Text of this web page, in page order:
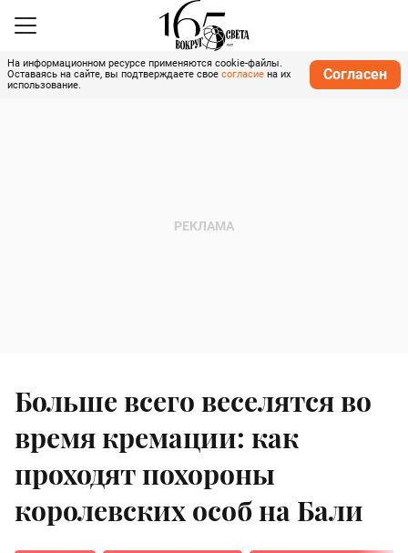
На информационном ресурсе применяются cookie-файлы.
Оставаясь на сайте, вы подтверждаете свое согласие на их
использование.
Согласен
Больше всего веселятся во
время кремации: как
проходят похороны
королевских особ на Бали